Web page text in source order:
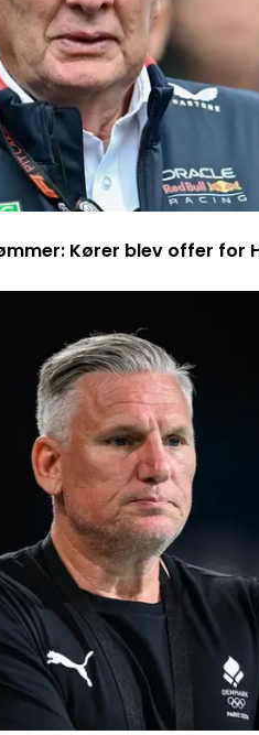
Kører blev offer for